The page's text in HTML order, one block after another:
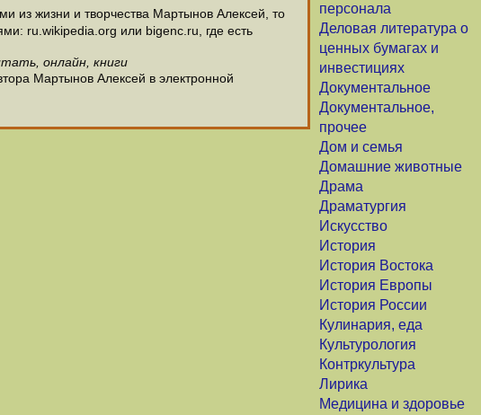
персонала
Деловая литература о
ценных бумагах и
инвестициях
Документальное
Документальное,
прочее
Дом и семья
Домашние животные
Драма
Драматургия
Искусство
История
История Востока
История Европы
История России
Кулинария, еда
Культурология
Контркультура
Лирика
Медицина и здоровье
из жизни и творчества Мартынов Алексей, то
ru.wikipedia.org или bigenc.ru, где есть
онлайн, книги
Мартынов Алексей в электронной